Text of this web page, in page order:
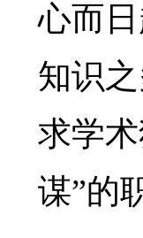
心而
知识
求学
谋”的